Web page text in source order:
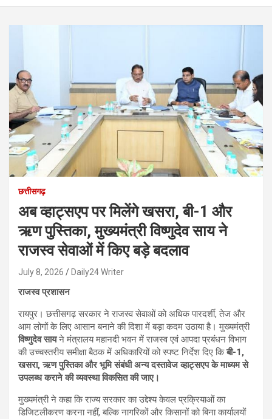
छत्तीसगढ़
अब व्हाट्सएप पर मिलेंगे खसरा, बी-1 और
ऋण पुस्तिका, मुख्यमंत्री विष्णुदेव साय ने
राजस्व सेवाओं में किए बड़े बदलाव
July 8, 2026 Daily24 Writer
राजस्व प्रशासन
रायपुर। छत्तीसगढ़ सरकार ने राजस्व सेवाओं को अधिक पारदर्शी, तेज और
आम लोगों के लिए आसान बनाने की दिशा में बड़ा कदम उठाया है। मुख्यमंत्री
विष्णुदेव सायने मंत्रालय महानदी भवन में राजस्व एवं आपदा प्रबंधन विभाग
की उच्चस्तरीय समीक्षा बैठक में अधिकारियों को स्पष्ट निर्देश दिए किबी-1,
खसरा, ऋण पुस्तिका और भूमि संबंधी अन्य दस्तावेज व्हाट्सएप के माध्यम से
उपलब्ध कराने की व्यवस्था विकसित की जाए।
मुख्यमंत्री ने कहा कि राज्य सरकार का उद्देश्य केवल प्रक्रियाओं का
डिजिटलीकरण करना नहीं, बल्कि नागरिकों और किसानों को बिना कार्यालयों